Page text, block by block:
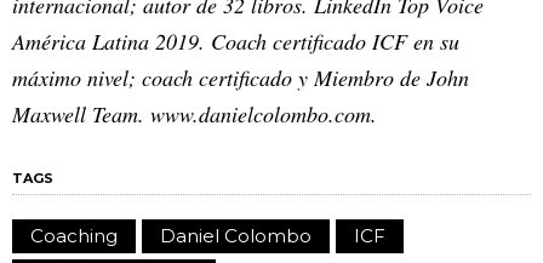
América Latina 2019. Coach certificado ICF en su
máximo nivel; coach certificado y Miembro de John
Maxwell Team. www.danielcolombo.com.
TAGS
Coaching Daniel Colombo
ICF